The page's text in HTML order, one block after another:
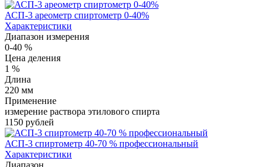
АСП-3 ареометр спиртометр 0-40%
Характеристики
Диапазон измерения
0-40 %
Цена деления
1 %
Длина
220 мм
Применение
измерение раствора этилового спирта
1150 рублей
АСП-3 спиртометр 40-70 % профессиональный
Характеристики
Диапазон